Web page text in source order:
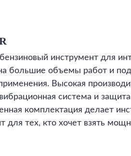
инструмент для
большие объемы работ и
Высокая
система и
комплектация делает
для тех, кто хочет взять